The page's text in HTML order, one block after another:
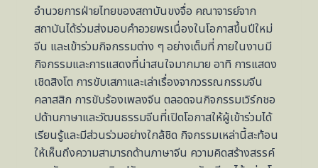
อำนวยการฝ่ายไทยของสถาบันขงจื่อ คณาจารย์จาก
สถาบันได้ร่วมส่งมอบคำอวยพรเนื่องในโอกาสขึ้นปีใหม่
จีน และเข้าร่วมกิจกรรมต่าง ๆ อย่างเต็มที่ ภายในงานมี
กิจกรรมและการแสดงที่น่าสนใจมากมาย อาทิ การแสดง
เชิดสิงโต การขับเสภาและเล่าเรื่องจากวรรณกรรมจีน
คลาสสิก การขับร้องเพลงจีน ตลอดจนกิจกรรมเวิร์กชอ
ปด้านภาษาและวัฒนธรรมจีนที่เปิดโอกาสให้ผู้เข้าร่วมได้
เรียนรู้และมีส่วนร่วมอย่างใกล้ชิด กิจกรรมเหล่านี้สะท้อน
ให้เห็นถึงความสามารถด้านภาษาจีน ความคิดสร้างสรรค์